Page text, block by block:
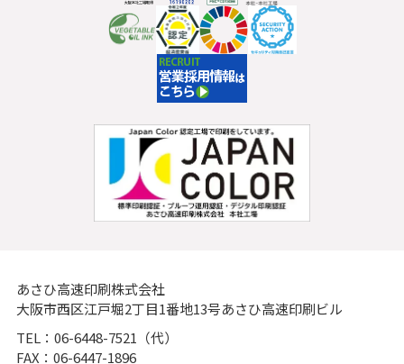
あさひ高速印刷株式会社
大阪市西区江戸堀2丁目1番地13号あさひ高速印刷ビル
TEL：06-6448-7521（代）
FAX：06-6447-1896